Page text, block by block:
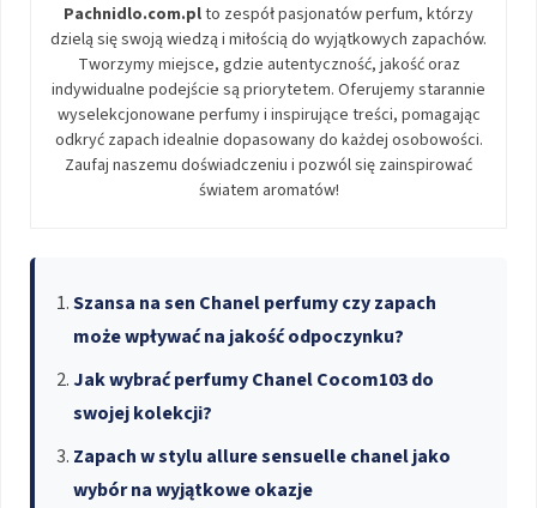
Pachnidlo.com.plto zespół pasjonatów perfum, którzy
dzielą się swoją wiedzą i miłością do wyjątkowych zapachów.
Tworzymy miejsce, gdzie autentyczność, jakość oraz
indywidualne podejście są priorytetem. Oferujemy starannie
wyselekcjonowane perfumy i inspirujące treści, pomagając
odkryć zapach idealnie dopasowany do każdej osobowości.
Zaufaj naszemu doświadczeniu i pozwól się zainspirować
światem aromatów!
Szansa na sen Chanel perfumy czy zapach
może wpływać na jakość odpoczynku?
Jak wybrać perfumy Chanel Cocom103 do
swojej kolekcji?
Zapach w stylu allure sensuelle chanel jako
wybór na wyjątkowe okazje